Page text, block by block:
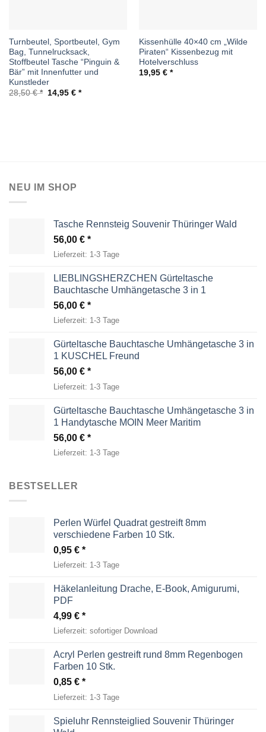
Turnbeutel, Sportbeutel, Gym
Bag, Tunnelrucksack,
Stoffbeutel Tasche “Pinguin &
Bär” mit Innenfutter und
Kunstleder
28,50€
Ursprünglicher
14,95 € Aktueller
Kissenhülle 40×40 cm „Wilde
Piraten“ Kissenbezug mit
Hotelverschluss
19,95 €
NEU IM SHOP
Tasche Rennsteig Souvenir Thüringer Wald
56,00 €
Lieferzeit: 1-3 Tage
LIEBLINGSHERZCHEN Gürteltasche
Bauchtasche Umhängetasche 3 in 1
56,00 €
Lieferzeit: 1-3 Tage
Gürteltasche Bauchtasche Umhängetasche 3 in
1 KUSCHEL Freund
56,00 €
Lieferzeit: 1-3 Tage
Gürteltasche Bauchtasche Umhängetasche 3 in
1 Handytasche MOIN Meer Maritim
56,00 €
Lieferzeit: 1-3 Tage
BESTSELLER
Perlen Würfel Quadrat gestreift 8mm
verschiedene Farben 10 Stk.
0,95 €
Lieferzeit: 1-3 Tage
Häkelanleitung Drache, E-Book, Amigurumi,
PDF
4,99 €
Lieferzeit: sofortiger Download
Acryl Perlen gestreift rund 8mm Regenbogen
Farben 10 Stk.
0,85 €
Lieferzeit: 1-3 Tage
Spieluhr Rennsteiglied Souvenir Thüringer